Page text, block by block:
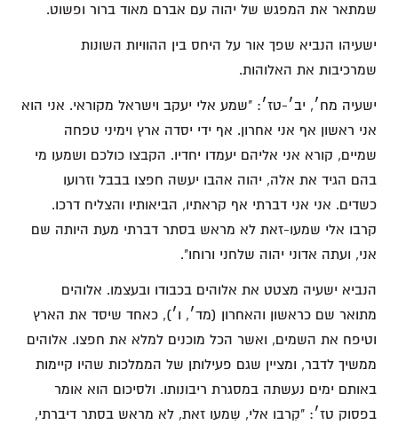
שמתאר את המפגש של יהוה עם אברם מאוד ברור ופשוט.
ישעיהו הנביא שפך אור על היחס בין ההוויות השונות
שמרכיבות את האלוהות.
ישעיה מח׳, יב׳-טז׳: "שמע אלי יעקב וישראל מקוראי. אני הוא
אני ראשון אף אני אחרון. אף ידי יסדה ארץ וימיני טפחה
שמיים, קורא אני אליהם יעמדו יחדיו. הקבצו כולכם ושמעו מי
בהם הגיד את אלה, יהוה אהבו יעשה חפצו בבבל וזרועו
כשדים. אני אני דברתי אף קראתיו, הביאותיו והצליח דרכו.
קרבו אלי שמעו-זאת לא מראש בסתר דברתי מעת היותה שם
אני, ועתה אדוני יהוה שלחני ורוחו".
הנביא ישעיה מצטט את אלוהים בכבודו ובעצמו. אלוהים
מתואר שם כראשון והאחרון (מד׳, ו׳), כאחד שיסד את הארץ
וטיפח את השמים, ואשר הכל מוכנים למלא את חפצו. אלוהים
ממשיך לדבר, ומציין שגם פעילותן של הממלכות שהיו קיימות
באותם ימים נעשתה במסגרת ריבונותו. ולסיכום הוא אומר
בפסוק טז׳: "קִרבו אלי, שִמעו זאת, לא מראש בסתר דיברתי,